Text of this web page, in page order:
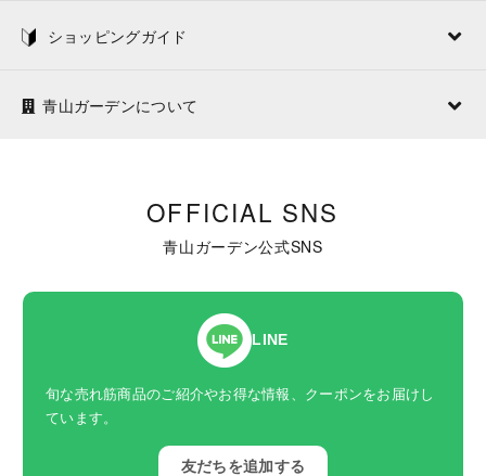
ショッピングガイド
青山ガーデンについて
OFFICIAL SNS
青山ガーデン公式SNS
LINE
旬な売れ筋商品のご紹介やお得な情報、クーポンをお届けし
ています。
友だちを追加する